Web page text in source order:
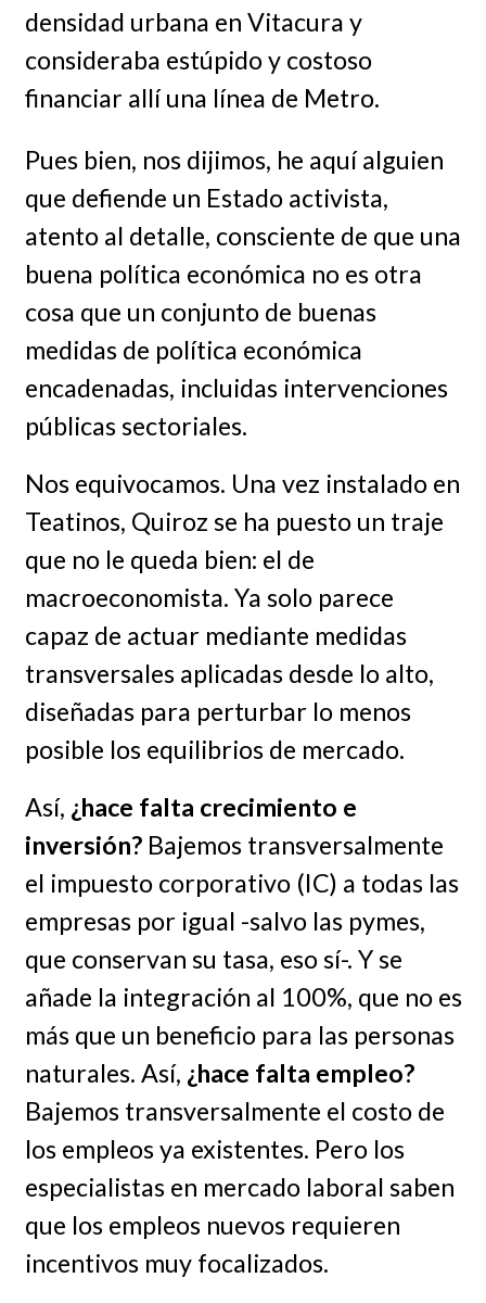
densidad urbana en Vitacura y
consideraba estúpido y costoso
financiar allí una línea de Metro.
Pues bien, nos dijimos, he aquí alguien
que defiende un Estado activista,
atento al detalle, consciente de que una
buena política económica no es otra
cosa que un conjunto de buenas
medidas de política económica
encadenadas, incluidas intervenciones
públicas sectoriales.
Nos equivocamos. Una vez instalado en
Teatinos, Quiroz se ha puesto un traje
que no le queda bien: el de
macroeconomista. Ya solo parece
capaz de actuar mediante medidas
transversales aplicadas desde lo alto,
diseñadas para perturbar lo menos
posible los equilibrios de mercado.
Así, ¿hace falta crecimiento e
inversión?Bajemos transversalmente
el impuesto corporativo (IC) a todas las
empresas por igual -salvo las pymes,
que conservan su tasa, eso sí-. Y se
añade la integración al 100%, que no es
más que un beneficio para las personas
naturales. Así, ¿hace falta empleo?
Bajemos transversalmente el costo de
los empleos ya existentes. Pero los
especialistas en mercado laboral saben
que los empleos nuevos requieren
incentivos muy focalizados.